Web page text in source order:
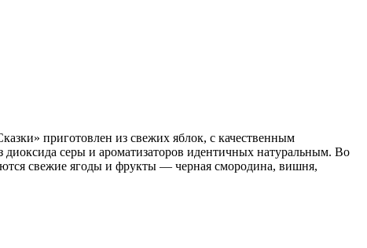
приготовлен из свежих яблок, с качественным
серы и ароматизаторов идентичных натуральным. Во
свежие ягоды и фрукты — черная смородина, вишня,